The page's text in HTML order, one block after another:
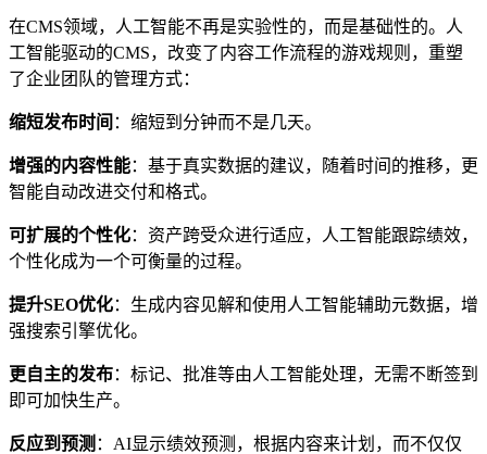
在CMS领域，人工智能不再是实验性的，而是基础性的。人
工智能驱动的CMS，改变了内容工作流程的游戏规则，重塑
了企业团队的管理方式：
缩短发布时间 ：缩短到分钟而不是几天。
增强的内容性能：基于真实数据的建议，随着时间的推移，更
智能自动改进交付和格式。
可扩展的个性化：资产跨受众进行适应，人工智能跟踪绩效，
个性化成为一个可衡量的过程。
提升SEO优化：生成内容见解和使用人工智能辅助元数据，增
强搜索引擎优化。
更自主的发布：标记、批准等由人工智能处理，无需不断签到
即可加快生产。
反应到预测 ：AI显示绩效预测，根据内容来计划，而不仅仅